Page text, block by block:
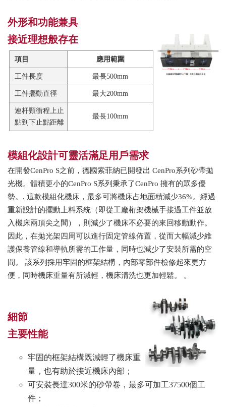
外形和功能兼具
接近理想般存在
項目 應用範圍
工件長度 最長500mm
工件擺動直徑 最大200mm
連杆頸衝程上止
點到下止點距離
最長100mm
模組化設計可靈活滿足用戶需求
在開發CenPro S之前，德國索菲納已開發出 CenPro系列砂帶拋
光機。體積更小的CenPro S系列秉承了CenPro 擁有的眾多優
勢。. 這款模組化機床，最多可將機床占地面積減少36%。經過
重新設計的擺動上料系統（即從工廠桁架機械手接過工件並放
入機床兩頂尖之間），則減少了機床不必要的來回移動動作。
因此，在拋光架四周可以進行固定管線佈置，從而大幅減少維
護保養管線和導軌所需的工作量，同時也減少了安裝所需的空
間。 該系列採用牢固的框架結構，內部零部件檢修起來更方
便，同時機床重量有所減輕，機床清洗也更加輕鬆。 。
細節
主要性能
牢固的框架結構既減輕了機床重
量，也有助於接近機床內部；
可安裝長達300米的砂帶卷，最多可加工37500個工
件；